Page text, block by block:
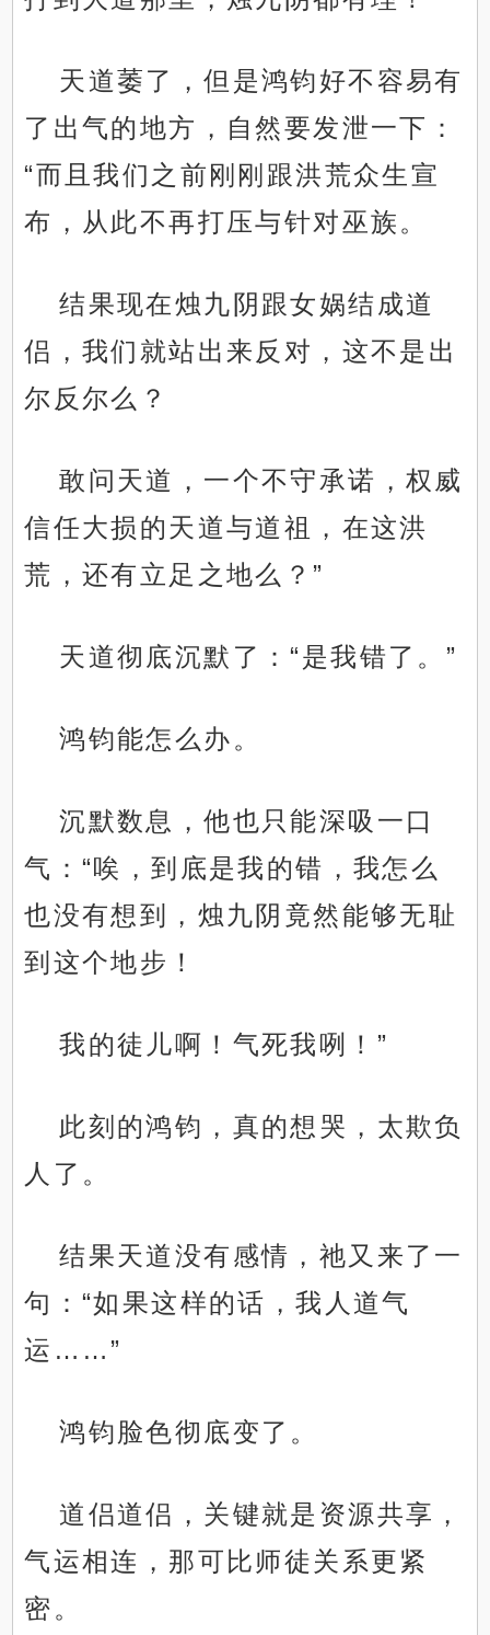
天道萎了，但是鸿钧好不容易有
了出气的地方，自然要发泄一下：
“而且我们之前刚刚跟洪荒众生宣
布，从此不再打压与针对巫族。
结果现在烛九阴跟女娲结成道
侣，我们就站出来反对，这不是出
尔反尔么？
敢问天道，一个不守承诺，权威
信任大损的天道与道祖，在这洪
荒，还有立足之地么？”
天道彻底沉默了：“是我错了。”
鸿钧能怎么办。
沉默数息，他也只能深吸一口
气：“唉，到底是我的错，我怎么
也没有想到，烛九阴竟然能够无耻
到这个地步！
我的徒儿啊！气死我咧！”
此刻的鸿钧，真的想哭，太欺负
人了。
结果天道没有感情，祂又来了一
句：“如果这样的话，我人道气
运……”
鸿钧脸色彻底变了。
道侣道侣，关键就是资源共享，
气运相连，那可比师徒关系更紧
密。